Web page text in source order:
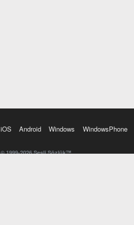
iOS Android Windows WindowsPhone
© 1999-2026 Sesli Sözlük™